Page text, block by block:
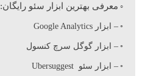
معرفی بهترین ابزار سئو رایگان:
– ابزار Google Analytics
– ابزار گوگل سرچ کنسول
– ابزار سئو Ubersuggest